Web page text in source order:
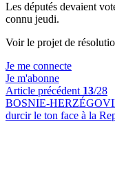
Les députés devaient
connu jeudi.
Voir le projet de
Je me connecte
Je m'abonne
Article précédent 13/28
BOSNIE-
durcir le ton face à la